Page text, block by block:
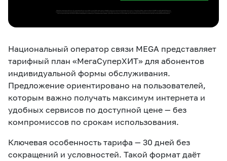
Новости Работа в MEGA
Партнерам
Карта офисов и
покрытие
MegaTV MegaPay MegaKassa
Национальный оператор связи MEGA представляет
тарифный план «МегаСуперХИТ» для абонентов
индивидуальной формы обслуживания.
Предложение ориентировано на пользователей,
которым важно получать максимум интернета и
удобных сервисов по доступной цене — без
компромиссов по срокам использования.
Ключевая особенность тарифа — 30 дней без
сокращений и условностей. Такой формат даёт